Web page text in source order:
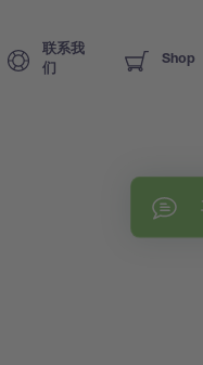
联系我
们
Shop